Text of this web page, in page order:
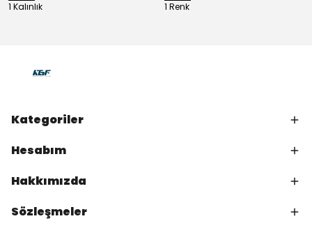
1 Kalınlık 1 Renk
Kategoriler
Hesabım
Hakkımızda
Sözleşmeler